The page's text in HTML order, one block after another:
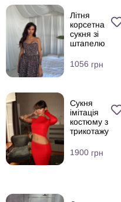
Літня
корсетна
сукня зі
штапелю
1056 грн
Сукня
імітація
костюму з
трикотажу
1900 грн